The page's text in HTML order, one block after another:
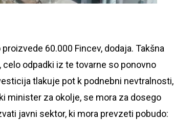
60.000 Fincev, dodaja. Takšna
odpadki iz te tovarne so ponovno
tlakuje pot k podnebni nevtralnosti,
minister za okolje, se mora za dosego
javni sektor, ki mora prevzeti pobudo: